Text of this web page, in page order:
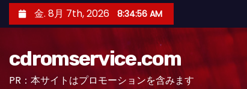
ン
金. 8月 7th, 2026 8:34:57 AM
cdromservice.com
PR：本サイトはプロモーションを含みます